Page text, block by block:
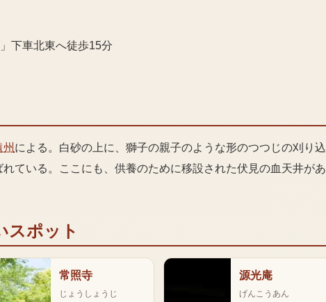
下車北東へ徒歩15分
による。白砂の上に、獅子の親子のような形のつつじの刈り込
ている。ここにも、供養のために移設された伏見の血天井があ
スポット
常照寺
じょうしょうじ
源光庵
げんこうあん